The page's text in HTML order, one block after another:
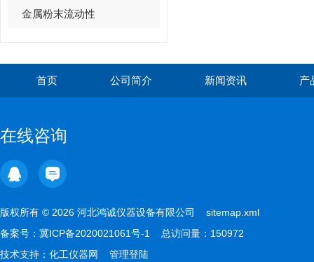
金属粉末流动性
首页 公司简介 新闻资讯 产
在线咨询
版权所有 © 2026 河北鸿诚仪器设备有限公司 sitemap.xml
备案号： 冀ICP备2020021061号-1
总访问量：150972
技术支持： 化工仪器网 管理登陆